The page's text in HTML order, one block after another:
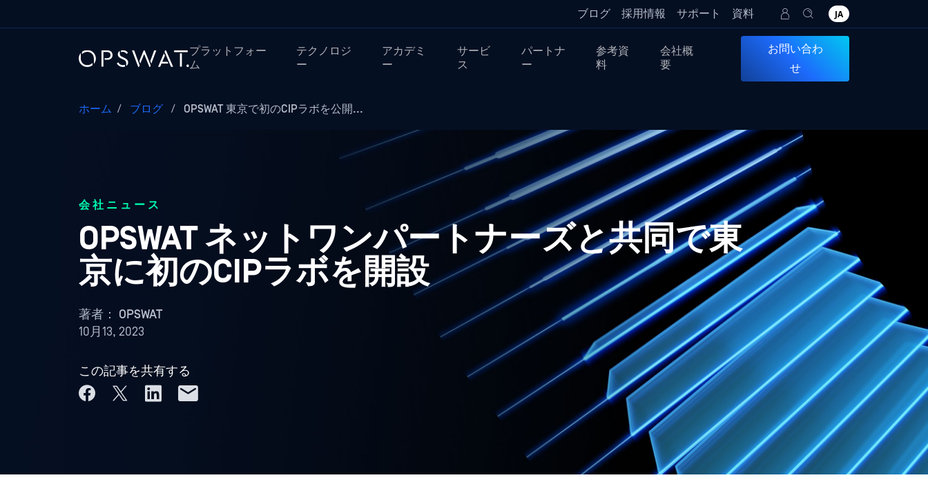
ブログ 採用情報 サポート 資料 JA
プラットフォー
ム
テクノロジ
ー
アカデミ
ー
サービ
ス
パートナ
ー
参考資
料
会社概
要
お問い合わ
せ
ホーム / ブログ / OPSWAT 東京で初のCIPラボを公開...
会社ニュース
OPSWAT ネットワンパートナーズと共同で東
京に初のCIPラボを開設
著者： OPSWAT
10月13, 2023
この記事を共有する